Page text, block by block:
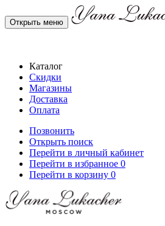
Открыть меню
Каталог
Скидки
Магазины
Доставка
Оплата
Позвонить
Открыть поиск
Перейти в личный кабинет
Перейти в избранное 0
Перейти в корзину 0